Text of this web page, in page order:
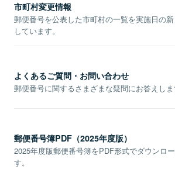
市町村変更情報
郵便番号を公表した市町村の一覧を実施日の
しています。
よくあるご質問・お問い合わせ
郵便番号に関するさまざまな疑問にお答えしま
郵便番号簿PDF（2025年度版）
2025年度版郵便番号簿をPDF形式でダウンロ
す。